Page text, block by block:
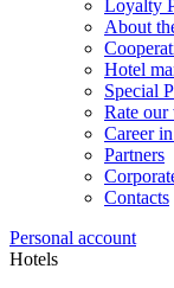
Loyalty
About
Hotel
Special
Rate
Career
Partners
Contacts
Personal account
Hotels